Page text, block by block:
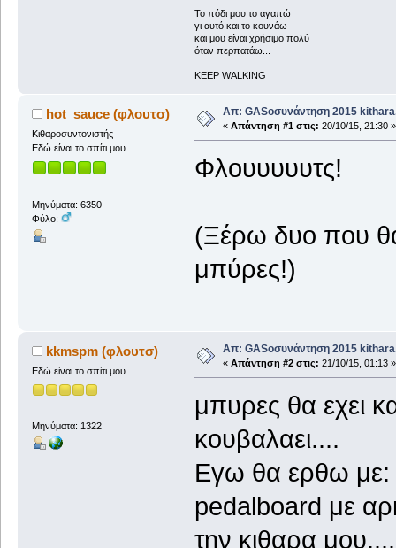
To πόδι μου το αγαπώ
γι αυτό και το κουνάω
και μου είναι χρήσιμο πολύ
όταν περπατάω...
KEEP WALKING
hot_sauce (φλουτσ)
Κιθαροσυντονιστής
Εδώ είναι το σπίτι μου
Μηνύματα: 6350
Φύλο:
Απ: GASοσυνάντηση 2015
« Απάντηση #1 στις: 20/10/15, 21:30 »
Φλουυυυυτς!
(Ξέρω δυο που
μπύρες!)
kkmspm (φλουτσ)
Εδώ είναι το σπίτι μου
Μηνύματα: 1322
Απ: GASοσυνάντηση 2015
« Απάντηση #2 στις: 21/10/15, 01:13 »
μπυρες θα εχει
κουβαλαει....
Εγω θα ερθω με:
pedalboard με
την κιθαρα μου....